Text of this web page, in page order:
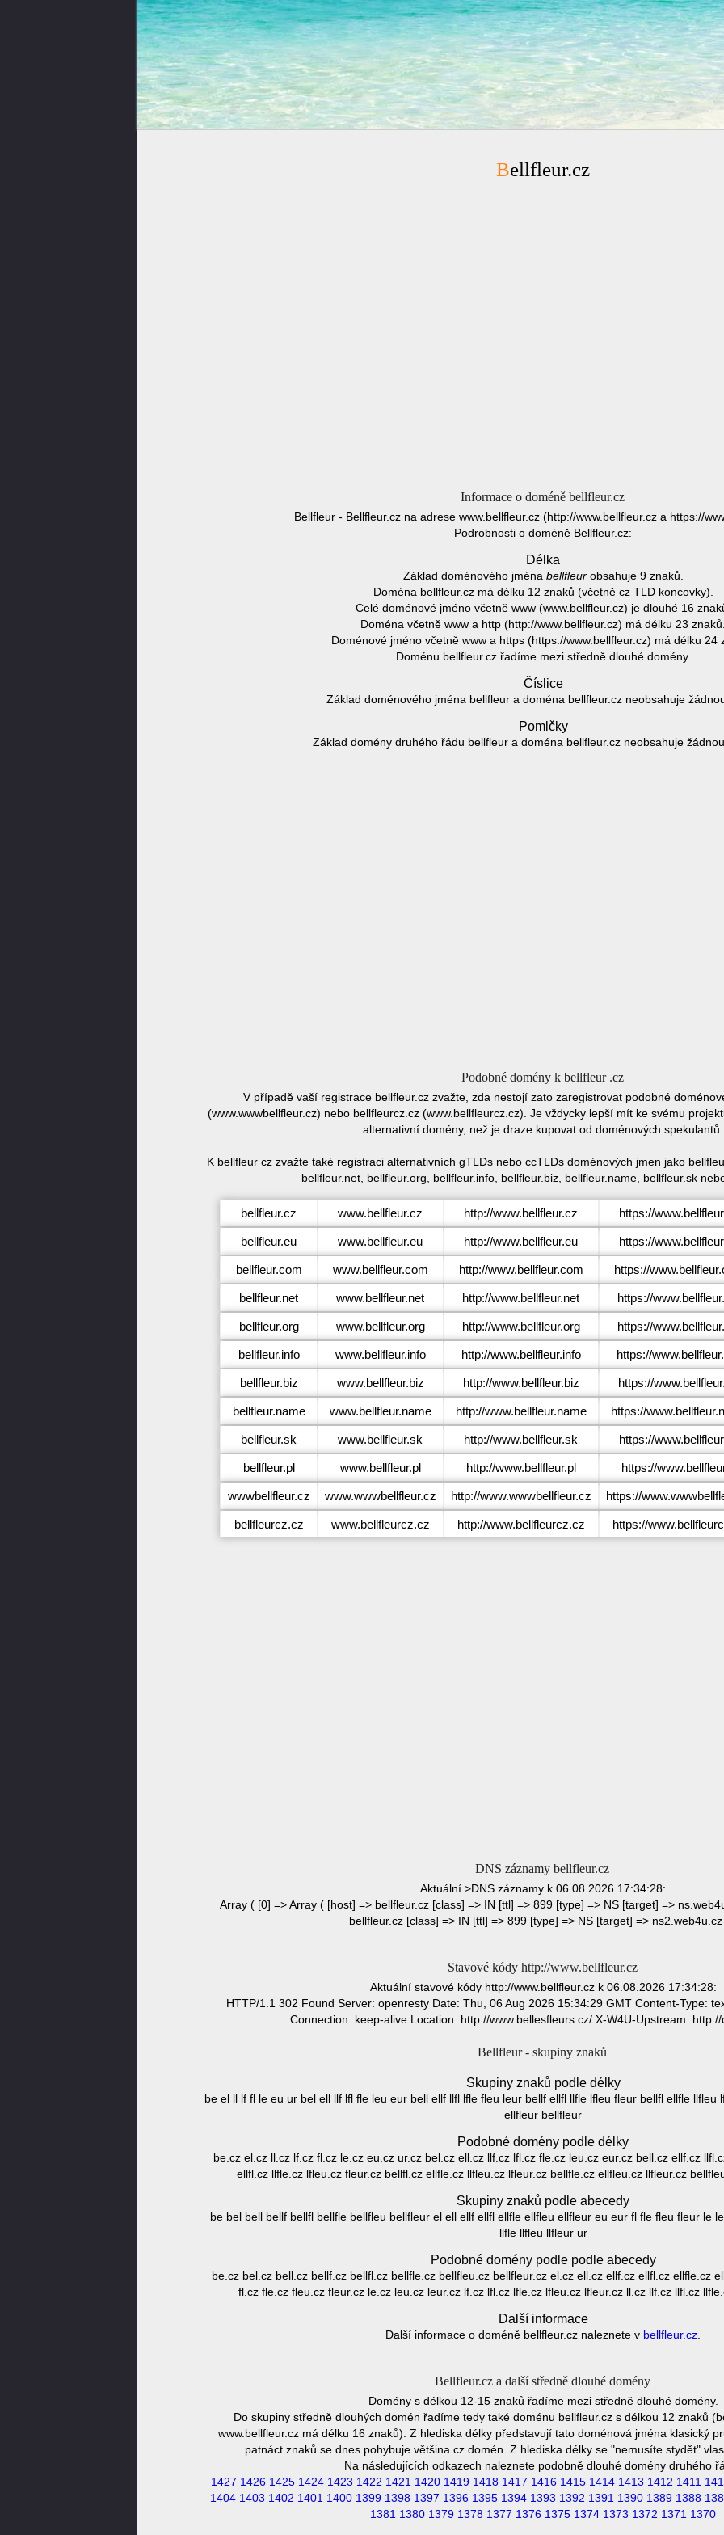
Bellfleur.cz
Informace o doméně bellfleur.cz
Bellfleur - Bellfleur.cz na adrese www.bellfleur.cz (http://www.bellfleur.cz a https://
Podrobnosti o doméně Bellfleur.cz:
Délka
Základ doménového jména bellfleurobsahuje 9 znaků.
Doména bellfleur.cz má délku 12 znaků (včetně cz TLD koncovky).
Celé doménové jméno včetně www (www.bellfleur.cz) je dlouhé 16
Doména včetně www a http (http://www.bellfleur.cz) má délku 23 znaků.
Doménové jméno včetně www a https (https://www.bellfleur.cz) má délku 24
Doménu bellfleur.cz řadíme mezi středně dlouhé domény.
Číslice
Základ doménového jména bellfleur a doména bellfleur.cz neobsahuje
Pomlčky
Základ domény druhého řádu bellfleur a doména bellfleur.cz neobsahuje
Podobné domény k bellfleur .cz
V případě vaší registrace bellfleur.cz zvažte, zda nestojí zato zaregistrovat podobné
(www.wwwbellfleur.cz) nebo bellfleurcz.cz (www.bellfleurcz.cz). Je vždycky lepší mít ke svému
alternativní domény, než je draze kupovat od doménových spekulantů.
K bellfleur cz zvažte také registraci alternativních gTLDs nebo ccTLDs doménových jmen jako
bellfleur.net, bellfleur.org, bellfleur.info, bellfleur.biz, bellfleur.name, bellfleur.sk
bellfleur.cz www.bellfleur.cz http://www.bellfleur.cz https://
bellfleur.eu www.bellfleur.eu http://www.bellfleur.eu https://
bellfleur.com www.bellfleur.com http://www.bellfleur.com https://
bellfleur.net www.bellfleur.net http://www.bellfleur.net https://
bellfleur.org www.bellfleur.org http://www.bellfleur.org https://
bellfleur.info www.bellfleur.info http://www.bellfleur.info https://
bellfleur.biz www.bellfleur.biz http://www.bellfleur.biz https://
bellfleur.name www.bellfleur.name http://www.bellfleur.name https://
bellfleur.sk www.bellfleur.sk http://www.bellfleur.sk https://
bellfleur.pl www.bellfleur.pl http://www.bellfleur.pl https://
wwwbellfleur.cz www.wwwbellfleur.cz http://www.wwwbellfleur.cz https://
bellfleurcz.cz www.bellfleurcz.cz http://www.bellfleurcz.cz https://
DNS záznamy bellfleur.cz
Aktuální >DNS záznamy k 06.08.2026 17:34:28:
Array ( [0] => Array ( [host] => bellfleur.cz [class] => IN [ttl] => 899 [type] => NS [target] =>
bellfleur.cz [class] => IN [ttl] => 899 [type] => NS [target] =>
Stavové kódy http://www.bellfleur.cz
Aktuální stavové kódy http://www.bellfleur.cz k 06.08.2026 17:34:28:
HTTP/1.1 302 Found Server: openresty Date: Thu, 06 Aug 2026 15:34:29 GMT Content-Type:
Connection: keep-alive Location: http://www.bellesfleurs.cz/ X-W4U-Upstream:
Bellfleur - skupiny znaků
Skupiny znaků podle délky
be el ll lf fl le eu ur bel ell llf lfl fle leu eur bell ellf llfl lfle fleu leur bellf ellfl llfle lfleu fleur bellfl ellfle llfleu
ellfleur bellfleur
Podobné domény podle délky
be.cz el.cz ll.cz lf.cz fl.cz le.cz eu.cz ur.cz bel.cz ell.cz llf.cz lfl.cz fle.cz leu.cz eur.cz bell.cz ellf.cz
ellfl.cz llfle.cz lfleu.cz fleur.cz bellfl.cz ellfle.cz llfleu.cz lfleur.cz bellfle.cz ellfleu.cz llfleur.cz
Skupiny znaků podle abecedy
be bel bell bellf bellfl bellfle bellfleu bellfleur el ell ellf ellfl ellfle ellfleu ellfleur eu eur fl fle fleu fleur le
llfle llfleu llfleur ur
Podobné domény podle podle abecedy
be.cz bel.cz bell.cz bellf.cz bellfl.cz bellfle.cz bellfleu.cz bellfleur.cz el.cz ell.cz ellf.cz ellfl.cz ellfle.cz
fl.cz fle.cz fleu.cz fleur.cz le.cz leu.cz leur.cz lf.cz lfl.cz lfle.cz lfleu.cz lfleur.cz ll.cz llf.cz llfl.cz
Další informace
Další informace o doméně bellfleur.cz naleznete v bellfleur.cz
Bellfleur.cz a další středně dlouhé domény
Domény s délkou 12-15 znaků řadíme mezi středně dlouhé domény.
Do skupiny středně dlouhých domén řadíme tedy také doménu bellfleur.cz s délkou 12 znaků
www.bellfleur.cz má délku 16 znaků). Z hlediska délky představují tato doménová jména klasický
patnáct znaků se dnes pohybuje většina cz domén. Z hlediska délky se "nemusíte stydět"
Na následujících odkazech naleznete podobně dlouhé domény druhého
1427 1426 1425 1424 1423 1422 1421 1420 1419 1418 1417 1416 1415 1414 1413 1412 1411
1404 1403 1402 1401 1400 1399 1398 1397 1396 1395 1394 1393 1392 1391 1390 1389 1388
1381 1380 1379 1378 1377 1376 1375 1374 1373 1372 1371 1370